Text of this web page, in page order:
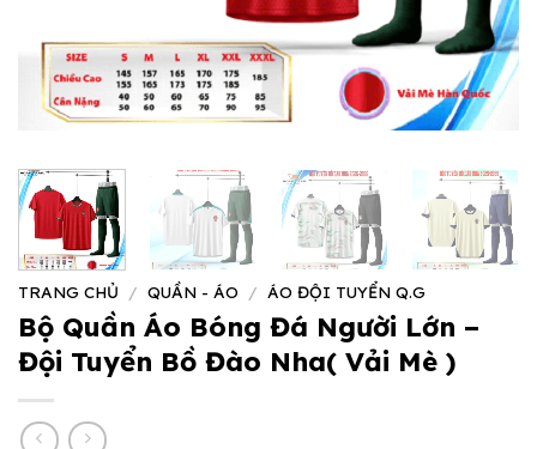
TRANG CHỦ / QUẦN - ÁO / ÁO ĐỘI TUYỂN Q.G
Bộ Quần Áo Bóng Đá Người Lớn –
Đội Tuyển Bồ Đào Nha( Vải Mè )